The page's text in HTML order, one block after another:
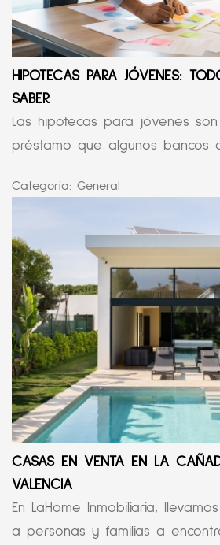
HIPOTECAS PARA JÓVENES:
SABER
Las hipotecas para jóvenes
préstamo que algunos bancos
Categoría: General
CASAS EN VENTA EN LA
VALENCIA
En LaHome Inmobiliaria,
a personas y familias a